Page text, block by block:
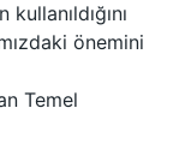
önemini
Temel